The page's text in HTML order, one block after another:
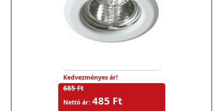
Kedvezményes ár!
685 Ft
Nettó ár: 485 Ft